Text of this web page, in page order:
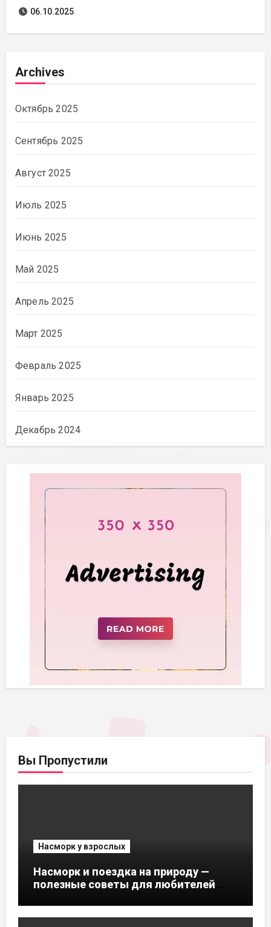
06.10.2025
Archives
Октябрь 2025
Сентябрь 2025
Август 2025
Июль 2025
Июнь 2025
Май 2025
Апрель 2025
Март 2025
Февраль 2025
Январь 2025
Декабрь 2024
Вы Пропустили
Насморк у взрослых
Насморк и поездка на природу —
полезные советы для любителей